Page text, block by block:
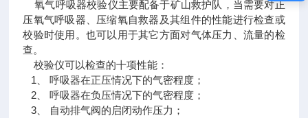
氧气呼吸器校验仪主要配备于矿山救护队，当需要对正
压氧气呼吸器、压缩氧自救器及其组件的性能进行检查或
校验时使用。也可以用于其它方面对气体压力、流量的检
查。
校验仪可以检查的十项性能：
1、 呼吸器在正压情况下的气密程度；
2、 呼吸器在负压情况下的气密程度；
3、 自动排气阀的启闭动作压力；